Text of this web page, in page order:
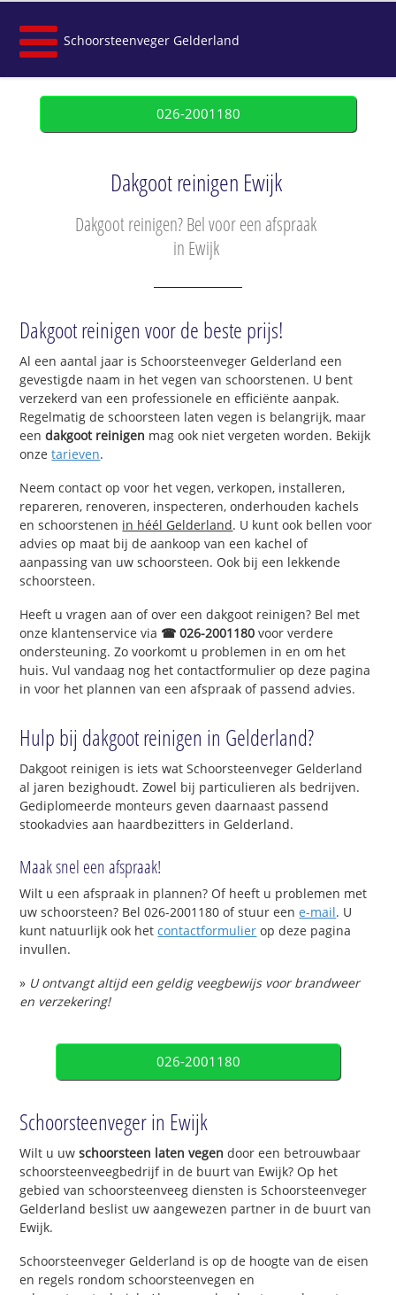
Schoorsteenveger Gelderland
026-2001180
Dakgoot reinigen Ewijk
Dakgoot reinigen? Bel voor een afspraak
in Ewijk
Dakgoot reinigen voor de beste prijs!
Al een aantal jaar is Schoorsteenveger Gelderland een
gevestigde naam in het vegen van schoorstenen. U bent
verzekerd van een professionele en efficiënte aanpak.
Regelmatig de schoorsteen laten vegen is belangrijk, maar
eendakgoot reinigen mag ook niet vergeten worden. Bekijk
onzetarieven.
Neem contact op voor het vegen, verkopen, installeren,
repareren, renoveren, inspecteren, onderhouden kachels
en schoorstenen in héél Gelderland. U kunt ook bellen voor
advies op maat bij de aankoop van een kachel of
aanpassing van uw schoorsteen. Ook bij een lekkende
schoorsteen.
Heeft u vragen aan of over een dakgoot reinigen? Bel met
onze klantenservice via ☎ 026-2001180 voor verdere
ondersteuning. Zo voorkomt u problemen in en om het
huis. Vul vandaag nog het contactformulier op deze pagina
in voor het plannen van een afspraak of passend advies.
Hulp bij dakgoot reinigen in Gelderland?
Dakgoot reinigen is iets wat Schoorsteenveger Gelderland
al jaren bezighoudt. Zowel bij particulieren als bedrijven.
Gediplomeerde monteurs geven daarnaast passend
stookadvies aan haardbezitters in Gelderland.
Maak snel een afspraak!
Wilt u een afspraak in plannen? Of heeft u problemen met
uw schoorsteen? Bel 026-2001180 of stuur eene-mail. U
kunt natuurlijk ook hetcontactformulier op deze pagina
invullen.
» U ontvangt altijd een geldig veegbewijs voor brandweer
en verzekering!
026-2001180
Schoorsteenveger in Ewijk
Wilt u uwschoorsteen laten vegen door een betrouwbaar
schoorsteenveegbedrijf in de buurt van Ewijk? Op het
gebied van schoorsteenveeg diensten is Schoorsteenveger
Gelderland beslist uw aangewezen partner in de buurt van
Ewijk.
Schoorsteenveger Gelderland is op de hoogte van de eisen
en regels rondom schoorsteenvegen en